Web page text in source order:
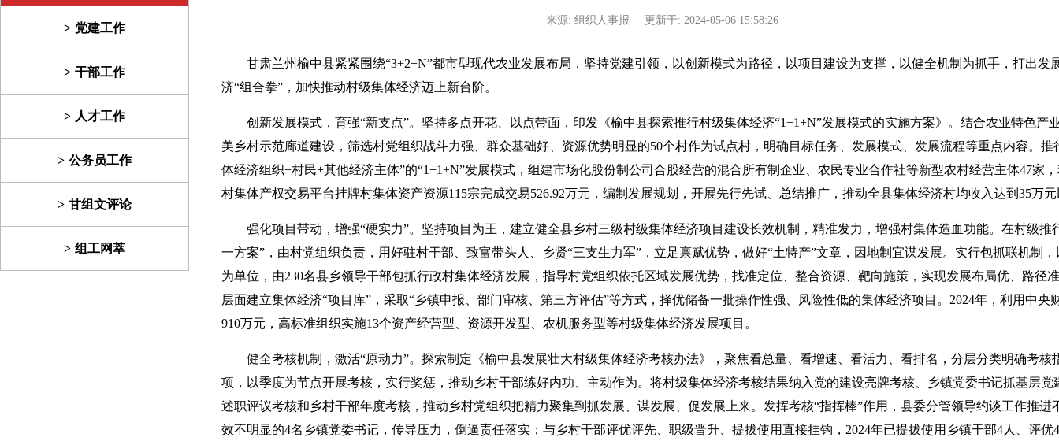
党建工作
干部工作
人才工作
公务员工作
甘组文评论
组工网萃
来源: 组织人事报 更新于: 2024-05-06 15:58:26
甘肃兰州榆中县紧紧围绕“3+2+N”都市型现代农业发展布局，坚持党建引领，以创新模式为路径，以项目建设为支撑，以健全机制为抓手，打出发
济“组合拳”，加快推动村级集体经济迈上新台阶。
创新发展模式，育强“新支点”。坚持多点开花、以点带面，印发《榆中县探索推行村级集体经济“1+1+N”发展模式的实施方案》。结合农业特色产
美乡村示范廊道建设，筛选村党组织战斗力强、群众基础好、资源优势明显的50个村作为试点村，明确目标任务、发展模式、发展流程等重点内容。推
体经济组织+村民+其他经济主体”的“1+1+N”发展模式，组建市场化股份制公司合股经营的混合所有制企业、农民专业合作社等新型农村经营主体47家
村集体产权交易平台挂牌村集体资产资源115宗完成交易526.92万元，编制发展规划，开展先行先试、总结推广，推动全县集体经济村均收入达到35万
强化项目带动，增强“硬实力”。坚持项目为王，建立健全县乡村三级村级集体经济项目建设长效机制，精准发力，增强村集体造血功能。在村级推
一方案”，由村党组织负责，用好驻村干部、致富带头人、乡贤“三支生力军”，立足禀赋优势，做好“土特产”文章，因地制宜谋发展。实行包抓联机制，
为单位，由230名县乡领导干部包抓行政村集体经济发展，指导村党组织依托区域发展优势，找准定位、整合资源、靶向施策，实现发展布局优、路径
层面建立集体经济“项目库”，采取“乡镇申报、部门审核、第三方评估”等方式，择优储备一批操作性强、风险性低的集体经济项目。2024年，利用中央
910万元，高标准组织实施13个资产经营型、资源开发型、农机服务型等村级集体经济发展项目。
健全考核机制，激活“原动力”。探索制定《榆中县发展壮大村级集体经济考核办法》，聚焦看总量、看增速、看活力、看排名，分层分类明确考核
项，以季度为节点开展考核，实行奖惩，推动乡村干部练好内功、主动作为。将村级集体经济考核结果纳入党的建设亮牌考核、乡镇党委书记抓基层党
述职评议考核和乡村干部年度考核，推动乡村党组织把精力聚集到抓发展、谋发展、促发展上来。发挥考核“指挥棒”作用，县委分管领导约谈工作推进
效不明显的4名乡镇党委书记，传导压力，倒逼责任落实；与乡村干部评优评先、职级晋升、提拔使用直接挂钩，2024年已提拔使用乡镇干部4人、评优